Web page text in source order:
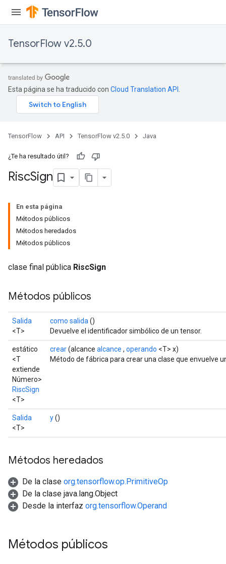
TensorFlow v2.5.0
Esta página se ha traducido con Cloud Translation API
TensorFlow API TensorFlow v2.5.0 Java
¿Te ha resultado útil?
RiscSign
En esta página
Métodos públicos
Métodos heredados
Métodos públicos
clase final pública RiscSign
Métodos públicos
Salida
<T>
como salida ()
Devuelve el identificador simbólico de un tensor.
estático
<T
extiende
Número>
RiscSign
<T>
crear(alcance alcance , operando <T> x)
Método de fábrica para crear una clase que envuelve
Salida
<T>
y()
Métodos heredados
De la clase org.tensorflow.op.PrimitiveOp
De la clase java.lang.Object
Desde la interfaz org.tensorflow.Operand
Métodos públicos